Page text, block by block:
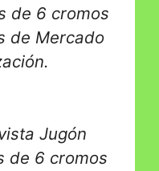
de 6 cromos
de Mercado
Jugón
de 6 cromos